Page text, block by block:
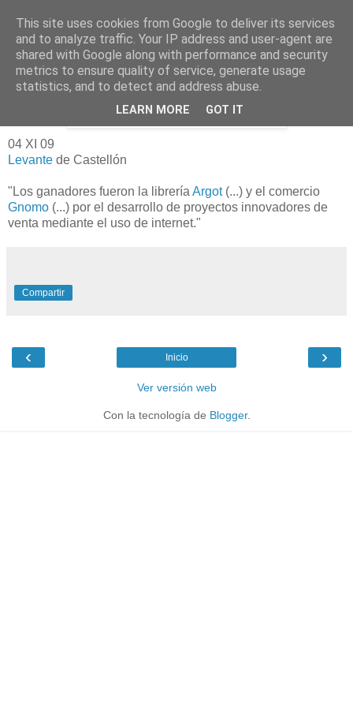
miércoles, 4 de noviembre de 2009
Premian a la librería Argot y a Gnomo
04 XI 09
Levante de Castellón
"Los ganadores fueron la librería Argot (...) y el comercio
Gnomo (...) por el desarrollo de proyectos innovadores de
venta mediante el uso de internet."
Compartir
‹ ›
Inicio
Ver versión web
Con la tecnología de Blogger.
This site uses cookies from Google to deliver its services
and to analyze traffic. Your IP address and user-agent are
shared with Google along with performance and security
metrics to ensure quality of service, generate usage
statistics, and to detect and address abuse.
LEARN MORE GOT IT